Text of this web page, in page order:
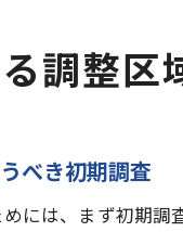
調整区
べき初期調査
には、まず初期